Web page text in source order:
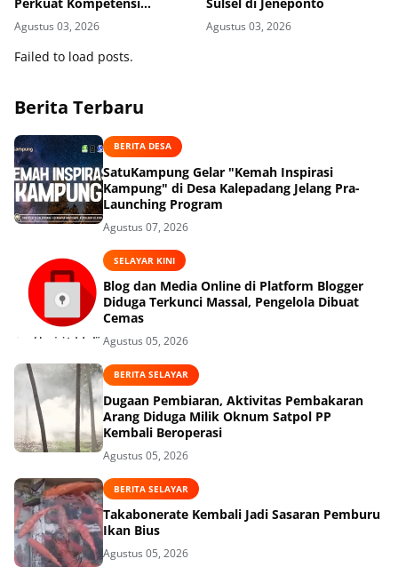
Perkuat Kompetensi
Mahasiswa Administrasi
Kesehatan
Agustus 03, 2026
Sulsel di Jeneponto
Agustus 03, 2026
Failed to load posts.
Berita Terbaru
BERITA DESA
SatuKampung Gelar "Kemah Inspirasi
Kampung" di Desa Kalepadang Jelang Pra-
Launching Program
Agustus 07, 2026
SELAYAR KINI
Blog dan Media Online di Platform Blogger
Diduga Terkunci Massal, Pengelola Dibuat
Cemas
Agustus 05, 2026
BERITA SELAYAR
Dugaan Pembiaran, Aktivitas Pembakaran
Arang Diduga Milik Oknum Satpol PP
Kembali Beroperasi
Agustus 05, 2026
BERITA SELAYAR
Takabonerate Kembali Jadi Sasaran Pemburu
Ikan Bius
Agustus 05, 2026